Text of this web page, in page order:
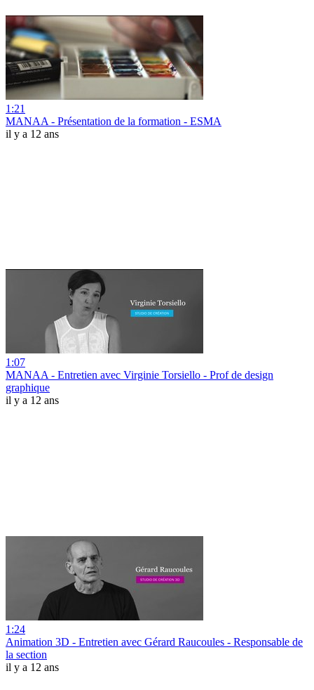
1:21
MANAA - Présentation de la formation - ESMA
il y a 12 ans
1:07
MANAA - Entretien avec Virginie Torsiello - Prof de design
graphique
il y a 12 ans
1:24
Animation 3D - Entretien avec Gérard Raucoules - Responsable de
la section
il y a 12 ans